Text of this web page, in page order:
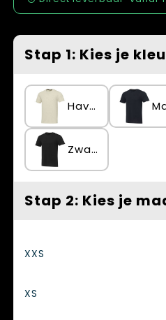
Themapakketten
Veiligheid, Auto en Fiets
Waterflesjes
Bedrijfskleding
Stap 1: Kies je
Havermout
Zwart
Stap 2: Kies je
XXS
XS